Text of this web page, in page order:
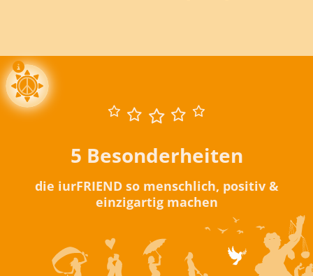
5 Besonderheiten
die iurFRIEND so menschlich, positiv &
einzigartig machen